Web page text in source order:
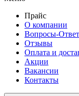
Прайс
О компании
Вопросы-
Отзывы
Оплата и
Акции
Вакансии
Контакты